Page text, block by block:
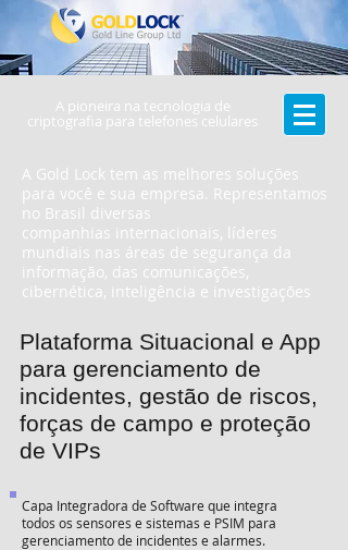
A pioneira na tecnologia de
criptografia para telefones celulares
A Gold Lock tem as melhores soluções
para você e sua empresa. Representamos
no Brasil diversas
companhias internacionais, líderes
mundiais nas áreas de segurança da
informação, das comunicações,
cibernética, inteligência e investigações
Plataforma Situacional e App
para gerenciamento de
incidentes, gestão de riscos,
forças de campo e proteção
de VIPs
Capa Integradora de Software que integra
todos os sensores e sistemas e PSIM para
gerenciamento de incidentes e alarmes.